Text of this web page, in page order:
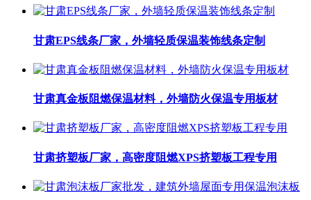
甘肃EPS线条厂家，外墙轻质保温装饰线条定制
甘肃真金板阻燃保温材料，外墙防火保温专用板材
甘肃挤塑板厂家，高密度阻燃XPS挤塑板工程专用